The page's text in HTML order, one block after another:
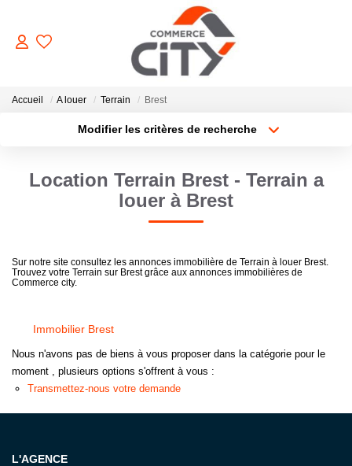
ACHETER
LOUER
CONTACT
Accueil A louer Terrain Brest
Modifier les critères de recherche
Type de bien
Surface min
Créer une alerte
Location Terrain Brest - Terrain a
louer à Brest
Sur notre site consultez les annonces immobilière de Terrain à louer Brest.
Trouvez votre Terrain sur Brest grâce aux annonces immobilières de
Commerce city.
Immobilier Brest
Nous n'avons pas de biens à vous proposer dans la catégorie pour le
moment , plusieurs options s'offrent à vous :
Transmettez-nous votre demande
L'AGENCE